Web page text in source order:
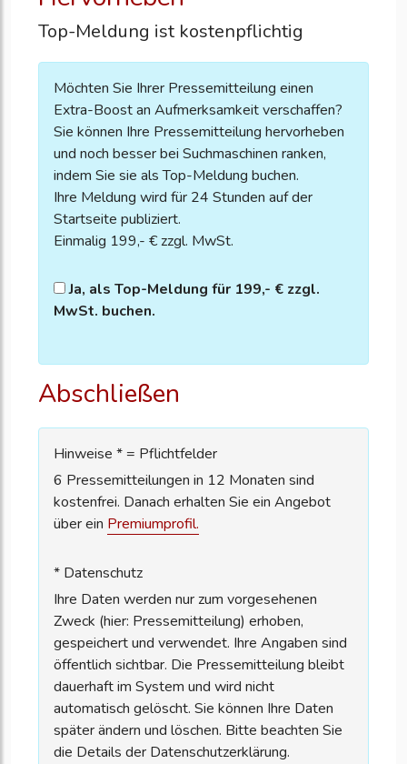
Top-Meldung ist kostenpflichtig
Möchten Sie Ihrer Pressemitteilung einen
Extra-Boost an Aufmerksamkeit verschaffen?
Sie können Ihre Pressemitteilung hervorheben
und noch besser bei Suchmaschinen ranken,
indem Sie sie als Top-Meldung buchen.
Ihre Meldung wird für 24 Stunden auf der
Startseite publiziert.
Einmalig 199,- € zzgl. MwSt.
Ja, als Top-Meldung für 199,- € zzgl.
MwSt. buchen.
Abschließen
Hinweise * = Pflichtfelder
6 Pressemitteilungen in 12 Monaten sind
kostenfrei. Danach erhalten Sie ein Angebot
über ein Premiumprofil.
* Datenschutz
Ihre Daten werden nur zum vorgesehenen
Zweck (hier: Pressemitteilung) erhoben,
gespeichert und verwendet. Ihre Angaben sind
öffentlich sichtbar. Die Pressemitteilung bleibt
dauerhaft im System und wird nicht
automatisch gelöscht. Sie können Ihre Daten
später ändern und löschen. Bitte beachten Sie
die Details der Datenschutzerklärung.